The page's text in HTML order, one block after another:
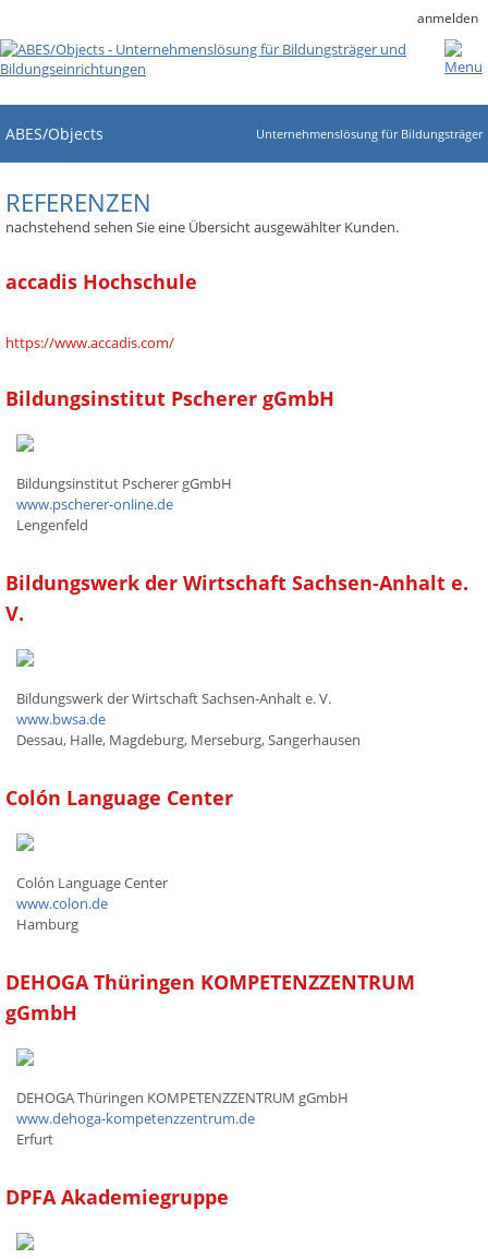
anmelden
ABES/Objects Unternehmenslösung für Bildungsträger
REFERENZEN
nachstehend sehen Sie eine Übersicht ausgewählter Kunden.
accadis Hochschule
https://www.accadis.com/
Bildungsinstitut Pscherer gGmbH
Bildungsinstitut Pscherer gGmbH
www.pscherer-online.de
Lengenfeld
Bildungswerk der Wirtschaft Sachsen-Anhalt e.
V.
Bildungswerk der Wirtschaft Sachsen-Anhalt e. V.
www.bwsa.de
Dessau, Halle, Magdeburg, Merseburg, Sangerhausen
Colón Language Center
Colón Language Center
www.colon.de
Hamburg
DEHOGA Thüringen KOMPETENZZENTRUM
gGmbH
DEHOGA Thüringen KOMPETENZZENTRUM gGmbH
www.dehoga-kompetenzzentrum.de
Erfurt
DPFA Akademiegruppe